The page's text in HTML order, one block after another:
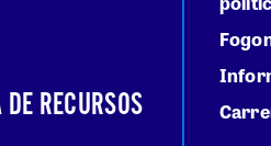
RECURSOS